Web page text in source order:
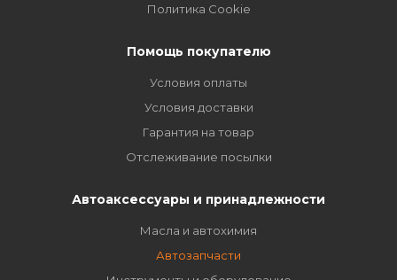
Политика Cookie
Помощь покупателю
Условия оплаты
Условия доставки
Гарантия на товар
Отслеживание посылки
Автоаксессуары и принадлежности
Масла и автохимия
Автозапчасти